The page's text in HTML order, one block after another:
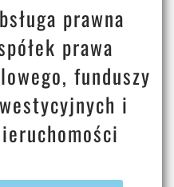
prawna
prawa
funduszy
i